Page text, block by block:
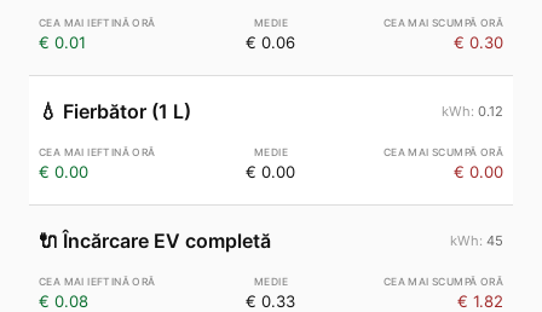
€ 0.01 € 0.06 € 0.30
💧 Fierbător (1 L) 0.12
€ 0.00 € 0.00 € 0.00
🔌 Încărcare EV completă 45
€ 0.08 € 0.33 € 1.82